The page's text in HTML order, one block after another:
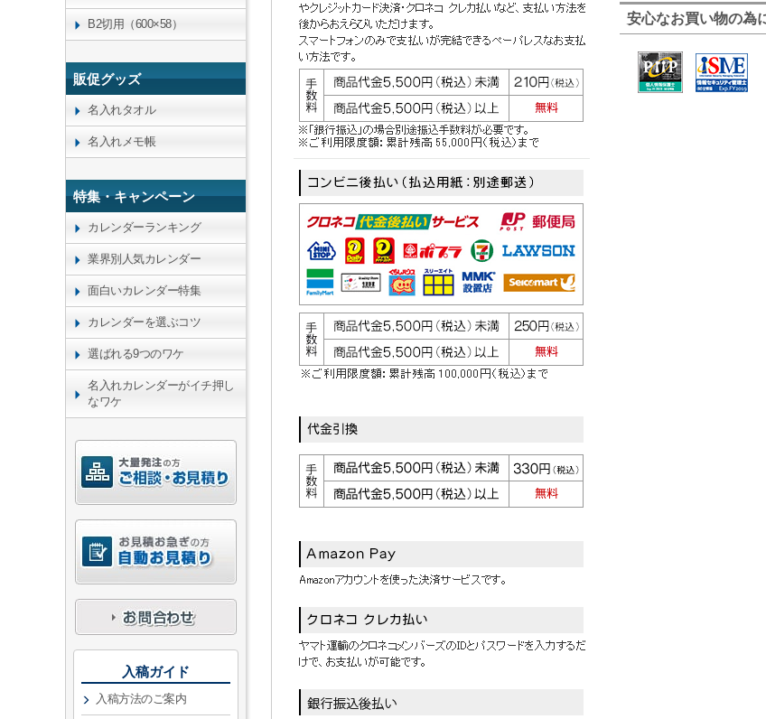
安心なお買い物の為
B2切用（600×58）
販促グッズ
名入れタオル
名入れメモ帳
特集・キャンペーン
カレンダーランキング
業界別人気カレンダー
面白いカレンダー特集
カレンダーを選ぶコツ
選ばれる9つのワケ
名入れカレンダーがイチ押し
なワケ
入稿ガイド
入稿方法のご案内